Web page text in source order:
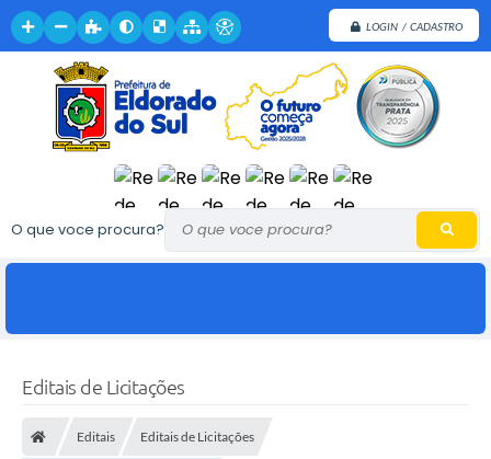
LOGIN / CADASTRO
O que voce procura?
Editais de Licitações
Editais Editais de Licitações